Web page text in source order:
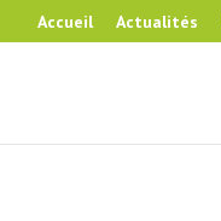
Accueil Actualités